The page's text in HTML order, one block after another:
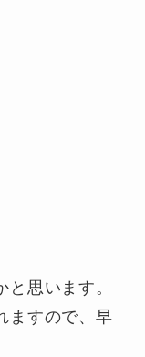
思います。
ますので、早